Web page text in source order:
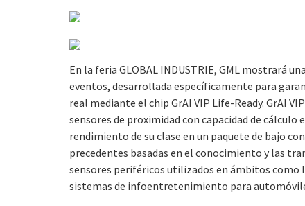
En la feria GLOBAL INDUSTRIE, GML mostrará
eventos, desarrollada específicamente para
real mediante el chip GrAI VIP Life-Ready. GrAI
sensores de proximidad con capacidad de
rendimiento de su clase en un paquete de bajo
precedentes basadas en el conocimiento y las
sensores periféricos utilizados en ámbitos
sistemas de infoentretenimiento para